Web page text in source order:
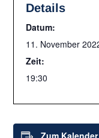
Details
Datum:
11. November
Zeit:
19:30
Zum